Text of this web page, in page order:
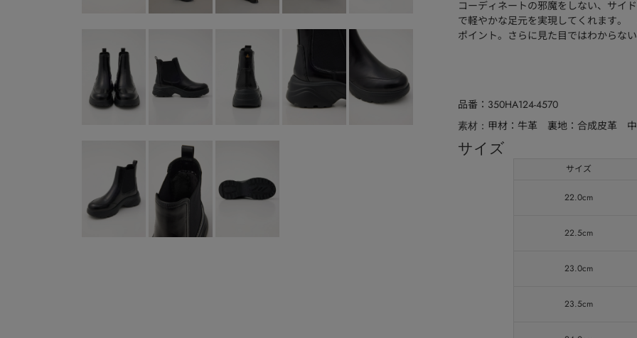
コーディネートの邪魔をしない、サイ
で軽やかな足元を実現してくれます。
ポイント。さらに見た目ではわからな
品番 350HA124-4570
素材 甲材：牛革 裏地：合成皮革 中
サイズ
サイズ
22.0cm
22.5cm
23.0cm
23.5cm